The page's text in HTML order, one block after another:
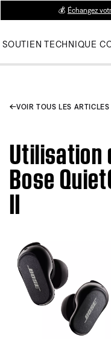
💰 Échangez
SOUTIEN TECHNIQUE
VOIR TOUS LES ARTICLES
Utilisation
Bose
II